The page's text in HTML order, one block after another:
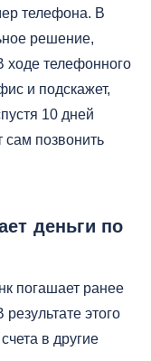
телефона. В
решение,
ходе телефонного
и подскажет,
10 дней
сам позвонить
деньги по
погашает ранее
этого
в другие